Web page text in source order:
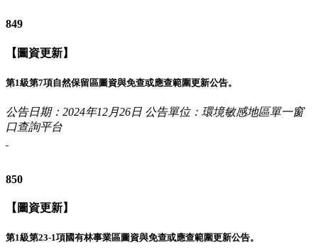
849
【圖資更新】
第1級第7項自然保留區圖資與免查或應查範圍更新公告。
公告日期：2024年12月26日 公告單位：環境敏感地區單一窗
口查詢平台
850
【圖資更新】
第1級第23-1項國有林事業區圖資與免查或應查範圍更新公告。